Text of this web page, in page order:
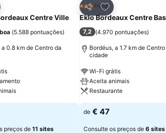
aos favoritos
Centre Ville
(5.588 pontuações)
a 0.8 km de Centro da
preços de 11 sites
Partilhar
Adicionar aos
3 Estrelas
Hotel
Eklo Bordeaux Centre
7,2 (4.970 pontuações)
Bordéus, a 1.7 km de Centro
cidade
Wi-Fi grátis
Aceita animais
Restaurante
de € 47
Consulte os preços de 6 sites